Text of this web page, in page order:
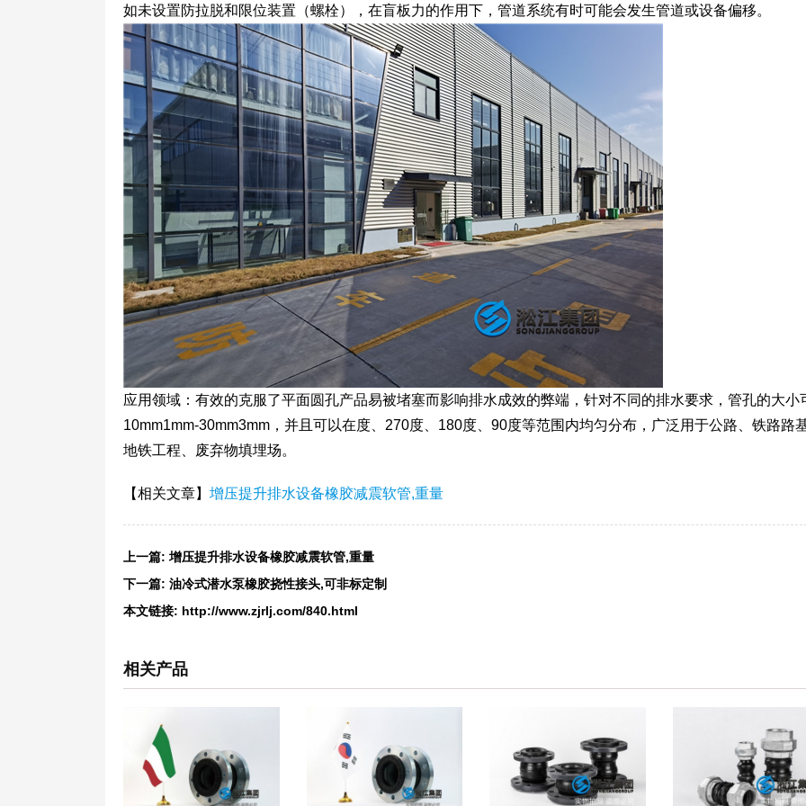
如未设置防拉脱和限位装置（螺栓），在盲板力的作用下，管道系统有时可能会发生管道或设备偏移。
应用领域：有效的克服了平面圆孔产品易被堵塞而影响排水成效的弊端，针对不同的排水要求，管孔的大小
10mm1mm-30mm3mm，并且可以在度、270度、180度、90度等范围内均匀分布，广泛用于公路、铁路路
地铁工程、废弃物填埋场。
【相关文章】 增压提升排水设备橡胶减震软管,重量
上一篇: 增压提升排水设备橡胶减震软管,重量
下一篇: 油冷式潜水泵橡胶挠性接头,可非标定制
本文链接: http://www.zjrlj.com/840.html
相关产品